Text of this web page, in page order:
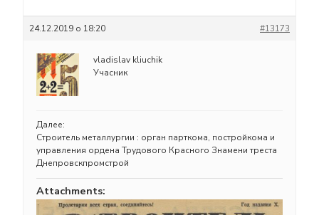
24.12.2019 о 18:20 #13173
vladislav kliuchik
Учасник
Далее:
Строитель металлургии : орган парткома, постройкома и
управления ордена Трудового Красного Знамени треста
Днепровскпромстрой
Attachments: